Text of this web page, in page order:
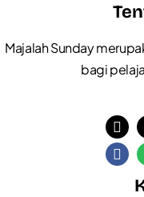
Majalah Sunday
bagi